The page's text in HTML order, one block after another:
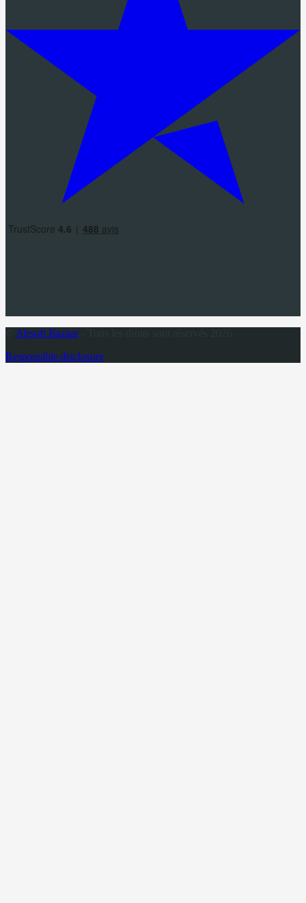
Airsoft Bazaar- Tous les droits sont réservés 2026
Responsible disclosure